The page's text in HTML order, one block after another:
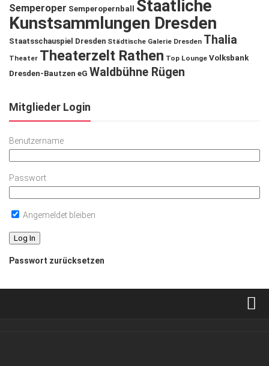
Semperoper Semperopernball
Staatliche
Kunstsammlungen Dresden
Staatsschauspiel Dresden Städtische Galerie Dresden Thalia
Theater Theaterzelt Rathen Top Lounge Volksbank
Dresden-Bautzen eG Waldbühne Rügen
Mitglieder Login
Benutzername
Passwort
Angemeldet bleiben
Passwort zurücksetzen